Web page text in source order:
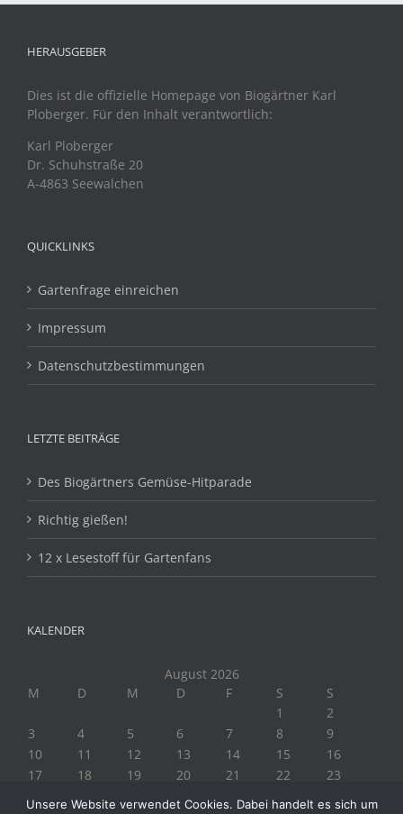
HERAUSGEBER
Dies ist die offizielle Homepage von Biogärtner Karl
Ploberger. Für den Inhalt verantwortlich:
Karl Ploberger
Dr. Schuhstraße 20
A-4863 Seewalchen
QUICKLINKS
Gartenfrage einreichen
Impressum
Datenschutzbestimmungen
LETZTE BEITRÄGE
Des Biogärtners Gemüse-Hitparade
Richtig gießen!
12 x Lesestoff für Gartenfans
KALENDER
August 2026
M
D M D F S
S
1
2
3
4 5 6 7 8
9
10
11 12 13 14 15
16
17
18 19 20 21 22
23
24
25 27 28
Unsere Website verwendet Cookies. Dabei handelt es sich um